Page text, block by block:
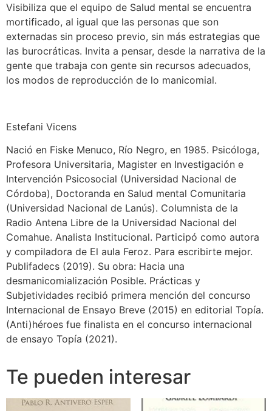
Visibiliza que el equipo de Salud mental se encuentra
mortificado, al igual que las personas que son
externadas sin proceso previo, sin más estrategias que
las burocráticas. Invita a pensar, desde la narrativa de la
gente que trabaja con gente sin recursos adecuados,
los modos de reproducción de lo manicomial.
Estefani Vicens
Nació en Fiske Menuco, Río Negro, en 1985. Psicóloga,
Profesora Universitaria, Magister en Investigación e
Intervención Psicosocial (Universidad Nacional de
Córdoba), Doctoranda en Salud mental Comunitaria
(Universidad Nacional de Lanús). Columnista de la
Radio Antena Libre de la Universidad Nacional del
Comahue. Analista Institucional. Participó como autora
y compiladora de El aula Feroz. Para escribirte mejor.
Publifadecs (2019). Su obra: Hacia una
desmanicomialización Posible. Prácticas y
Subjetividades recibió primera mención del concurso
Internacional de Ensayo Breve (2015) en editorial Topía.
(Anti)héroes fue finalista en el concurso internacional
de ensayo Topía (2021).
Te pueden interesar